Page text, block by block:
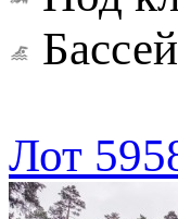
Лот